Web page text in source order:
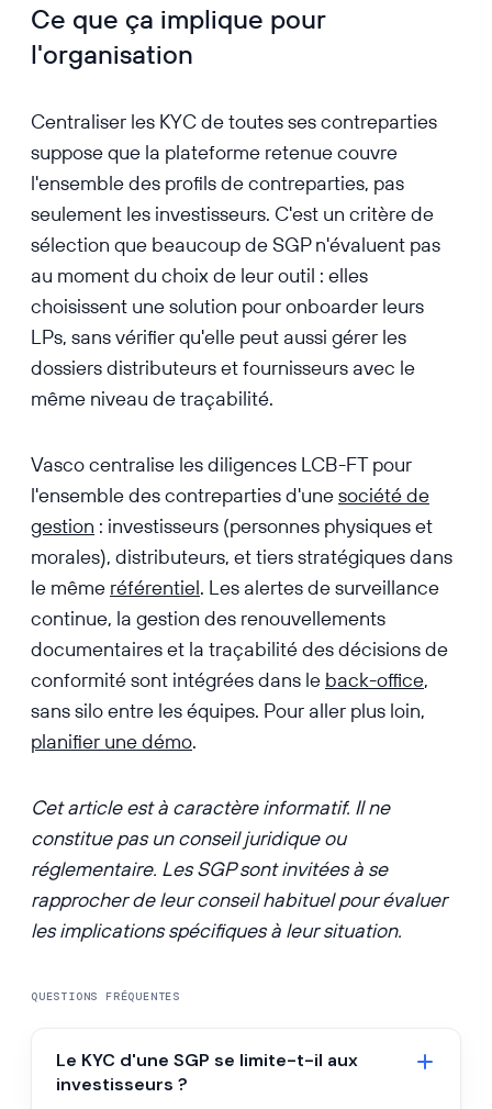
Ce que ça implique pour
l'organisation
Centraliser les KYC de toutes ses contreparties
suppose que la plateforme retenue couvre
l'ensemble des profils de contreparties, pas
seulement les investisseurs. C'est un critère de
sélection que beaucoup de SGP n'évaluent pas
au moment du choix de leur outil : elles
choisissent une solution pour onboarder leurs
LPs, sans vérifier qu'elle peut aussi gérer les
dossiers distributeurs et fournisseurs avec le
même niveau de traçabilité.
Vasco centralise les diligences LCB-FT pour
l'ensemble des contreparties d'unesociété de
gestion : investisseurs (personnes physiques et
morales), distributeurs, et tiers stratégiques dans
le même référentiel. Les alertes de surveillance
continue, la gestion des renouvellements
documentaires et la traçabilité des décisions de
conformité sont intégrées dans le back-office,
sans silo entre les équipes. Pour aller plus loin,
planifier une démo.
Cet article est à caractère informatif. Il ne
constitue pas un conseil juridique ou
réglementaire. Les SGP sont invitées à se
rapprocher de leur conseil habituel pour évaluer
les implications spécifiques à leur situation.
QUESTIONS FRÉQUENTES
Le KYC d'une SGP se limite-t-il aux
investisseurs ?